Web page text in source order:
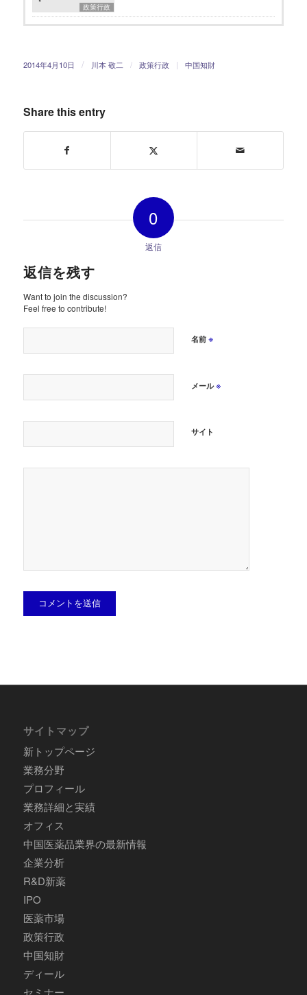
政策行政
2014年4月10日 / 川本 敬二 / 政策行政 | 中国知財
Share this entry
0
返信
返信を残す
Want to join the discussion?
Feel free to contribute!
名前 ※
メール※
サイト
サイトマップ
新トップページ
業務分野
プロフィール
業務詳細と実績
オフィス
中国医薬品業界の最新情報
企業分析
R&D新薬
IPO
医薬市場
政策行政
中国知財
ディール